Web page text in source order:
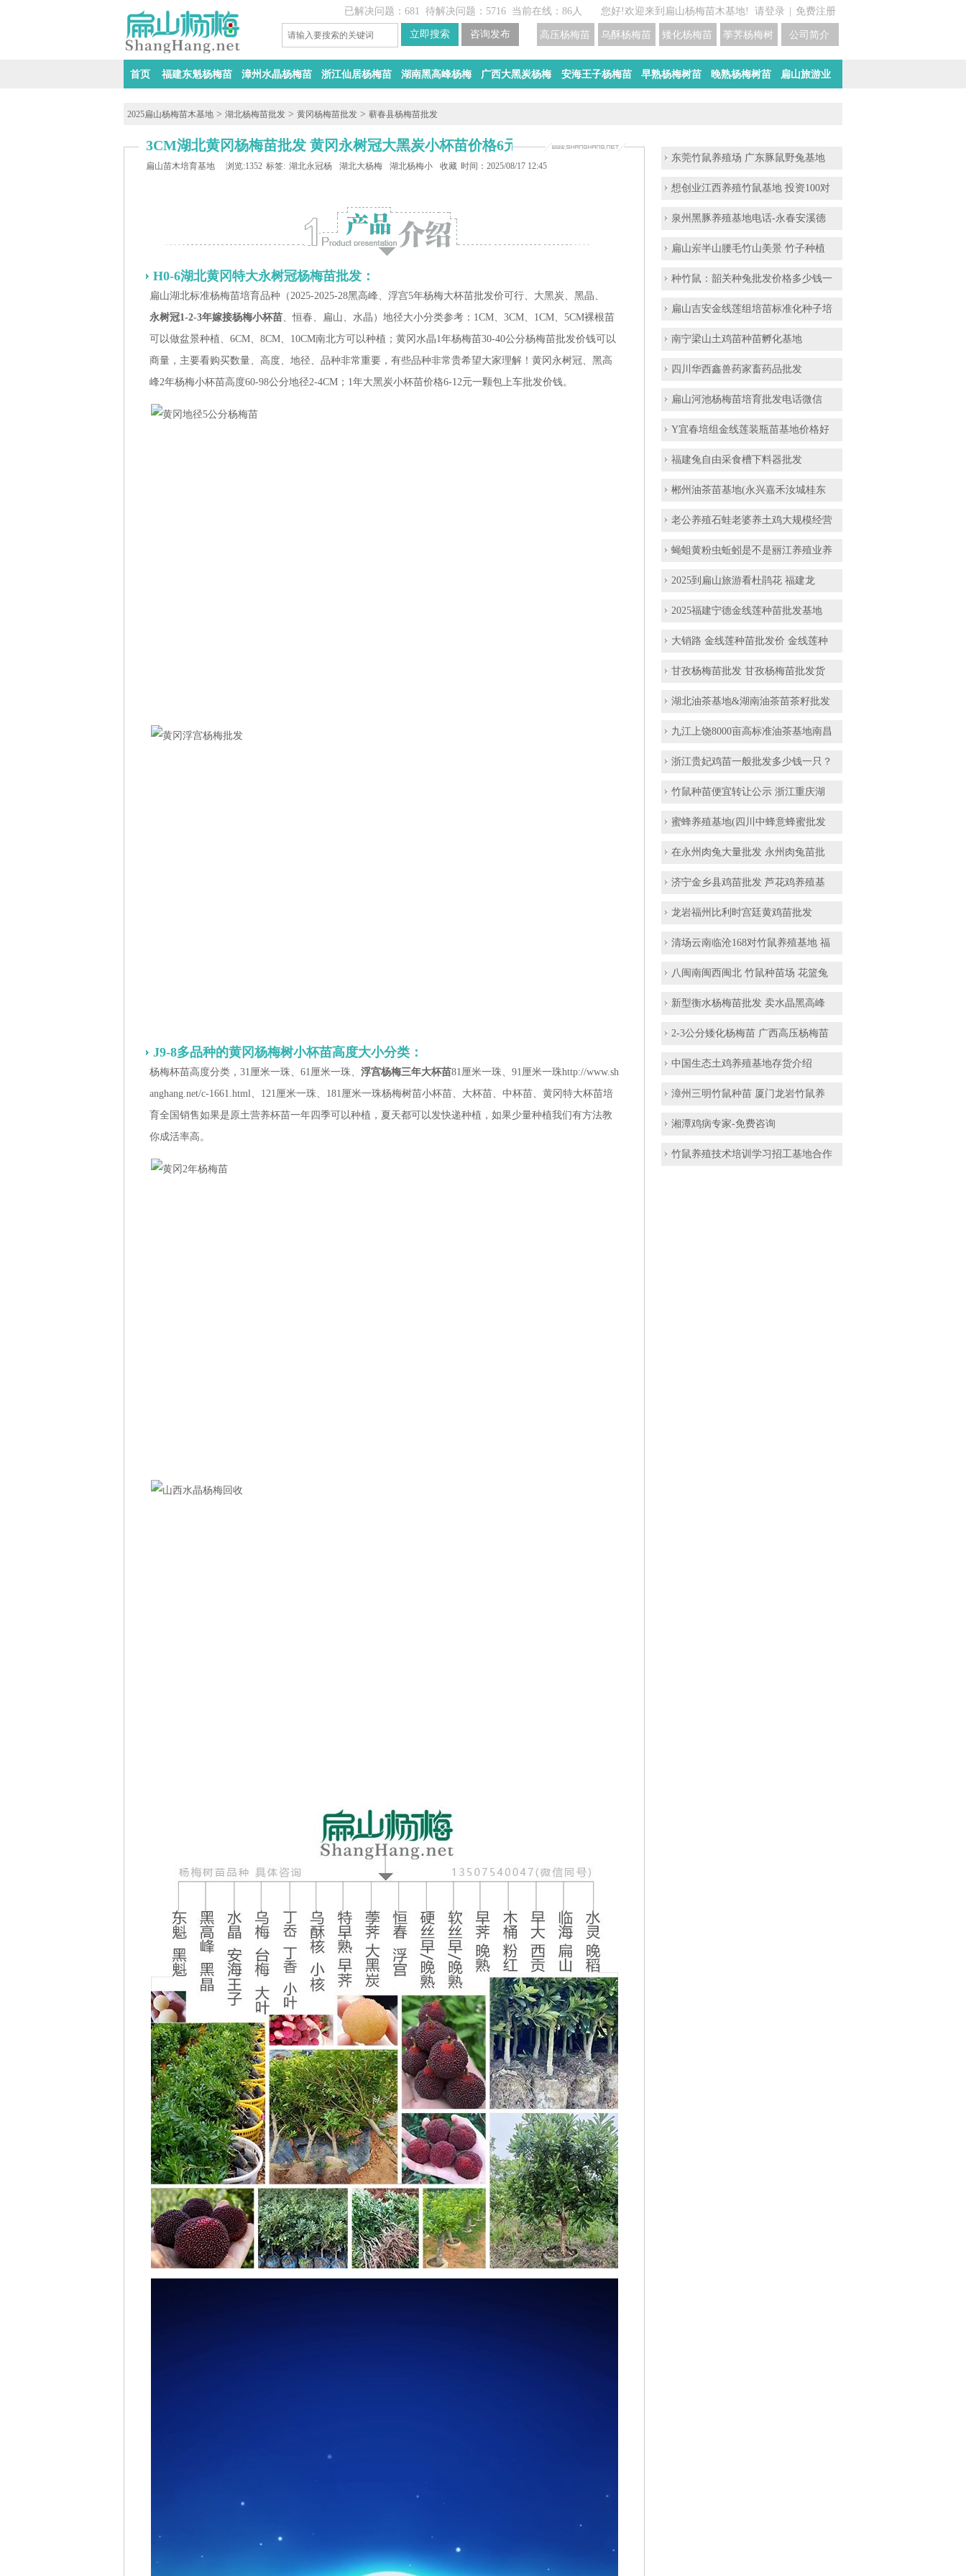
您好!欢迎来到扁山杨梅苗木基地! 请登录 免费注册
已解决问题：681 待解决问题：5716 当前在线：86人
公司简介
荸荠杨梅树苗培育
矮化杨梅苗价格
乌酥杨梅苗培育基地
高压杨梅苗
首页 福建东魁杨梅苗 漳州水晶杨梅苗 浙江仙居杨梅苗 湖南黑高峰杨梅 广西大黑炭杨梅 安海王子杨梅苗 早熟杨梅树苗 晚熟杨梅树苗 扁山旅游业
2025扁山杨梅苗木基地 > 湖北杨梅苗批发 > 黄冈杨梅苗批发 > 蕲春县杨梅苗批发
3CM湖北黄冈杨梅苗批发 黄冈永树冠大黑炭小杯苗价格6元一颗
扁山苗木培育基地 浏览:1352 标签: 湖北永冠杨梅苗湖北大杨梅苗批发湖北杨梅小杯苗收藏 时间：2025/08/17 12:45
H0-6湖北黄冈特大永树冠杨梅苗批发：
扁山湖北标准杨梅苗培育品种（2025-2025-28黑高峰、浮宫5年杨梅大杯苗批发价可行、大黑炭、黑晶、
永树冠1-2-3年嫁接杨梅小杯苗、恒春、扁山、水晶）地径大小分类参考：1CM、3CM、1CM、5CM裸根苗
可以做盆景种植、6CM、8CM、10CM南北方可以种植；黄冈水晶1年杨梅苗30-40公分杨梅苗批发价钱可以
商量，主要看购买数量、高度、地径、品种非常重要，有些品种非常贵希望大家理解！黄冈永树冠、黑高
峰2年杨梅小杯苗高度60-98公分地径2-4CM；1年大黑炭小杯苗价格6-12元一颗包上车批发价钱。
J9-8多品种的黄冈杨梅树小杯苗高度大小分类：
杨梅杯苗高度分类，31厘米一珠、61厘米一珠、 浮宫杨梅三年大杯苗81厘米一珠、91厘米一珠http://www.sh
anghang.net/c-1661.html、121厘米一珠、181厘米一珠杨梅树苗小杯苗、大杯苗、中杯苗、黄冈特大杯苗培
育全国销售如果是原土营养杯苗一年四季可以种植，夏天都可以发快递种植，如果少量种植我们有方法教
你成活率高。
东莞竹鼠养殖场 广东豚鼠野兔基地
想创业江西养殖竹鼠基地 投资100对
泉州黑豚养殖基地电话-永春安溪德
扁山岽半山腰毛竹山美景 竹子种植
种竹鼠：韶关种兔批发价格多少钱一
扁山吉安金线莲组培苗标准化种子培
南宁梁山土鸡苗种苗孵化基地
四川华西鑫兽药家畜药品批发
扁山河池杨梅苗培育批发电话微信
Y宜春培组金线莲装瓶苗基地价格好
福建兔自由采食槽下料器批发
郴州油茶苗基地(永兴嘉禾汝城桂东
老公养殖石蛙老婆养土鸡大规模经营
蝇蛆黄粉虫蚯蚓是不是丽江养殖业养
2025到​扁山旅游看杜鹃花 福建龙
2025福建宁德金线莲种苗批发基地
大销路 金线莲种苗批发价 金线莲种
甘孜杨梅苗批发 甘孜杨梅苗批发货
湖北油茶基地&湖南油茶苗茶籽批发
九江上饶8000亩高标准油茶基地南昌
浙江贵妃鸡苗一般批发多少钱一只？
竹鼠种苗便宜转让公示 浙江重庆湖
蜜蜂养殖基地(四川中蜂意蜂蜜批发
在永州肉兔大量批发 永州肉兔苗批
济宁金乡县鸡苗批发 芦花鸡养殖基
龙岩福州比利时宫廷黄鸡苗批发
清场云南临沧168对竹鼠养殖基地 福
八闽南闽西闽北 竹鼠种苗场 花篮兔
新型衡水杨梅苗批发 卖水晶黑高峰
2-3公分矮化杨梅苗 广西高压杨梅苗
中国生态土鸡养殖基地存货介绍
漳州三明竹鼠种苗 厦门龙岩竹鼠养
湘潭鸡病专家-免费咨询
竹鼠养殖技术培训学习招工基地合作